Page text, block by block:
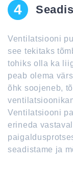
4
Ventilatsiooni
see tekitaks
tohiks olla ka
peab olema
õhk soojeneb,
Ventilatsiooni
erineda
seadistame ja